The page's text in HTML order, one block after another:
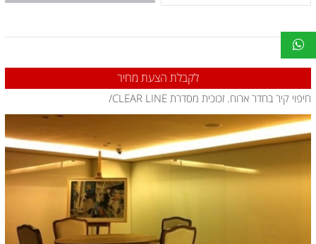
לקבלת הצעת מחיר
חיפוי קיר בחדר ארוח. זכוכית מסדרת CLEAR LINE/